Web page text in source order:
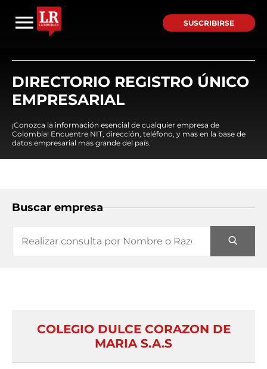
SUSCRIBIRSE
DIRECTORIO REGISTRO ÚNICO
EMPRESARIAL
¡Conozca la información esencial de cualquier empresa de
Colombia! Encuentre NIT, dirección, teléfono, y mas en la base de
datos empresarial mas grande del país.
Buscar empresa
COLEGIO DULCE CORAZON DE
MARIA S.A.S